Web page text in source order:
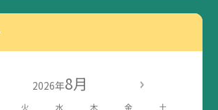
2026年8月
火 水 木 金 土